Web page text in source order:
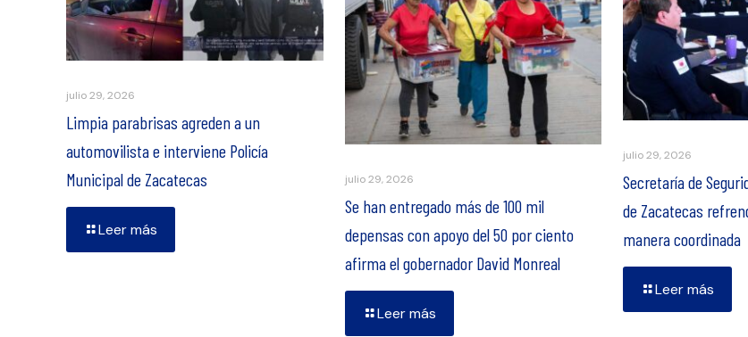
julio 29, 2026
Limpia parabrisas agreden a un
automovilista e interviene Policía
Municipal de Zacatecas
Leer más
julio 29, 2026
Se han entregado más de 100 mil
depensas con apoyo del 50 por ciento
afirma el gobernador David Monreal
Leer más
julio 29, 2026
Secretaría de
de Zacatecas
manera coordinada
Leer más